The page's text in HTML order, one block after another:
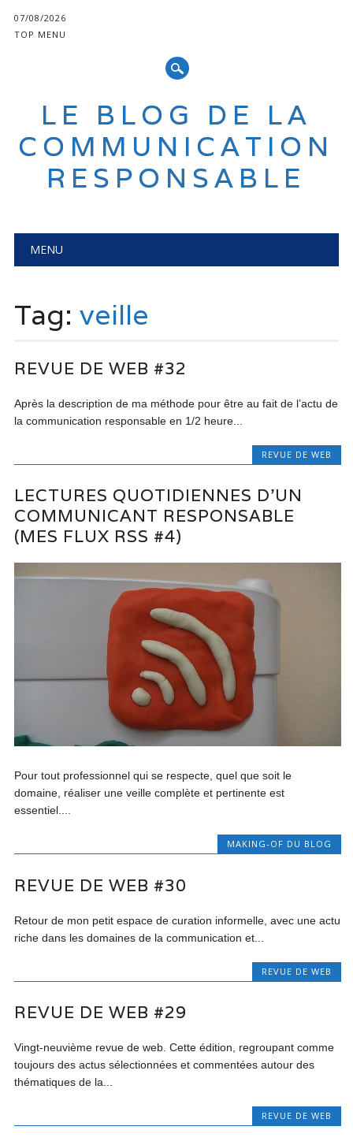
07/08/2026
TOP MENU
LE BLOG DE LA
COMMUNICATION
RESPONSABLE
Main menu
MENU
Tag: veille
REVUE DE WEB #32
Après la description de ma méthode pour être au fait de l’actu de
la communication responsable en 1/2 heure...
REVUE DE WEB
LECTURES QUOTIDIENNES D’UN
COMMUNICANT RESPONSABLE
(MES FLUX RSS #4)
Pour tout professionnel qui se respecte, quel que soit le
domaine, réaliser une veille complète et pertinente est
essentiel....
MAKING-OF DU BLOG
REVUE DE WEB #30
Retour de mon petit espace de curation informelle, avec une actu
riche dans les domaines de la communication et...
REVUE DE WEB
REVUE DE WEB #29
Vingt-neuvième revue de web. Cette édition, regroupant comme
toujours des actus sélectionnées et commentées autour des
thématiques de la...
REVUE DE WEB